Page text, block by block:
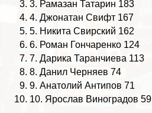
3. Рамазан Татарин 183
4. Джонатан Свифт 167
5. Никита Свирский 162
6. Роман Гончаренко 124
7. Дарика Таранчиева 113
8. Данил Черняев 74
9. Анатолий Антипов 71
10. Ярослав Виноградов 59